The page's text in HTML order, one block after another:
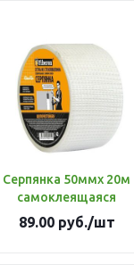
Серпянка 50ммх 20м
самоклеящаяся
89.00руб./шт